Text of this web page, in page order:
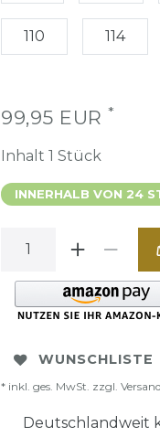
110 114
99,95 EUR *
Inhalt 1 Stück
INNERHALB VON 24
WUNSCHLISTE
* inkl. ges. MwSt. zzgl.
Deutschlandweit